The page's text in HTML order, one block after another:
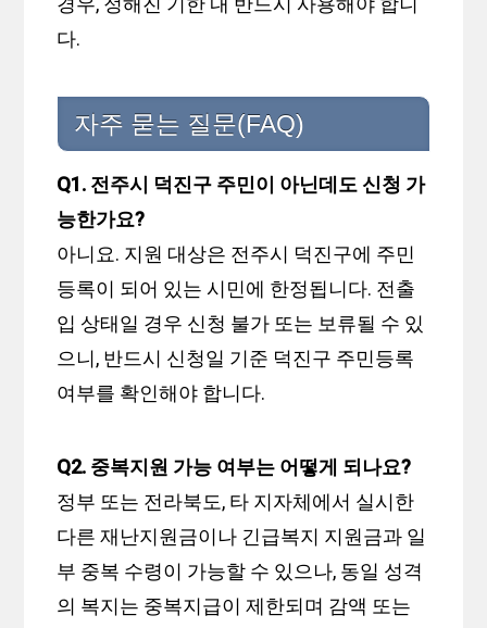
다.
자주 묻는 질문(FAQ)
Q1. 전주시 덕진구 주민이 아닌데도 신청 가
능한가요?
아니요. 지원 대상은 전주시 덕진구에 주민
등록이 되어 있는 시민에 한정됩니다. 전출
입 상태일 경우 신청 불가 또는 보류될 수 있
으니, 반드시 신청일 기준 덕진구 주민등록
여부를 확인해야 합니다.
Q2. 중복지원 가능 여부는 어떻게 되나요?
정부 또는 전라북도, 타 지자체에서 실시한
다른 재난지원금이나 긴급복지 지원금과 일
부 중복 수령이 가능할 수 있으나, 동일 성격
의 복지는 중복지급이 제한되며 감액 또는